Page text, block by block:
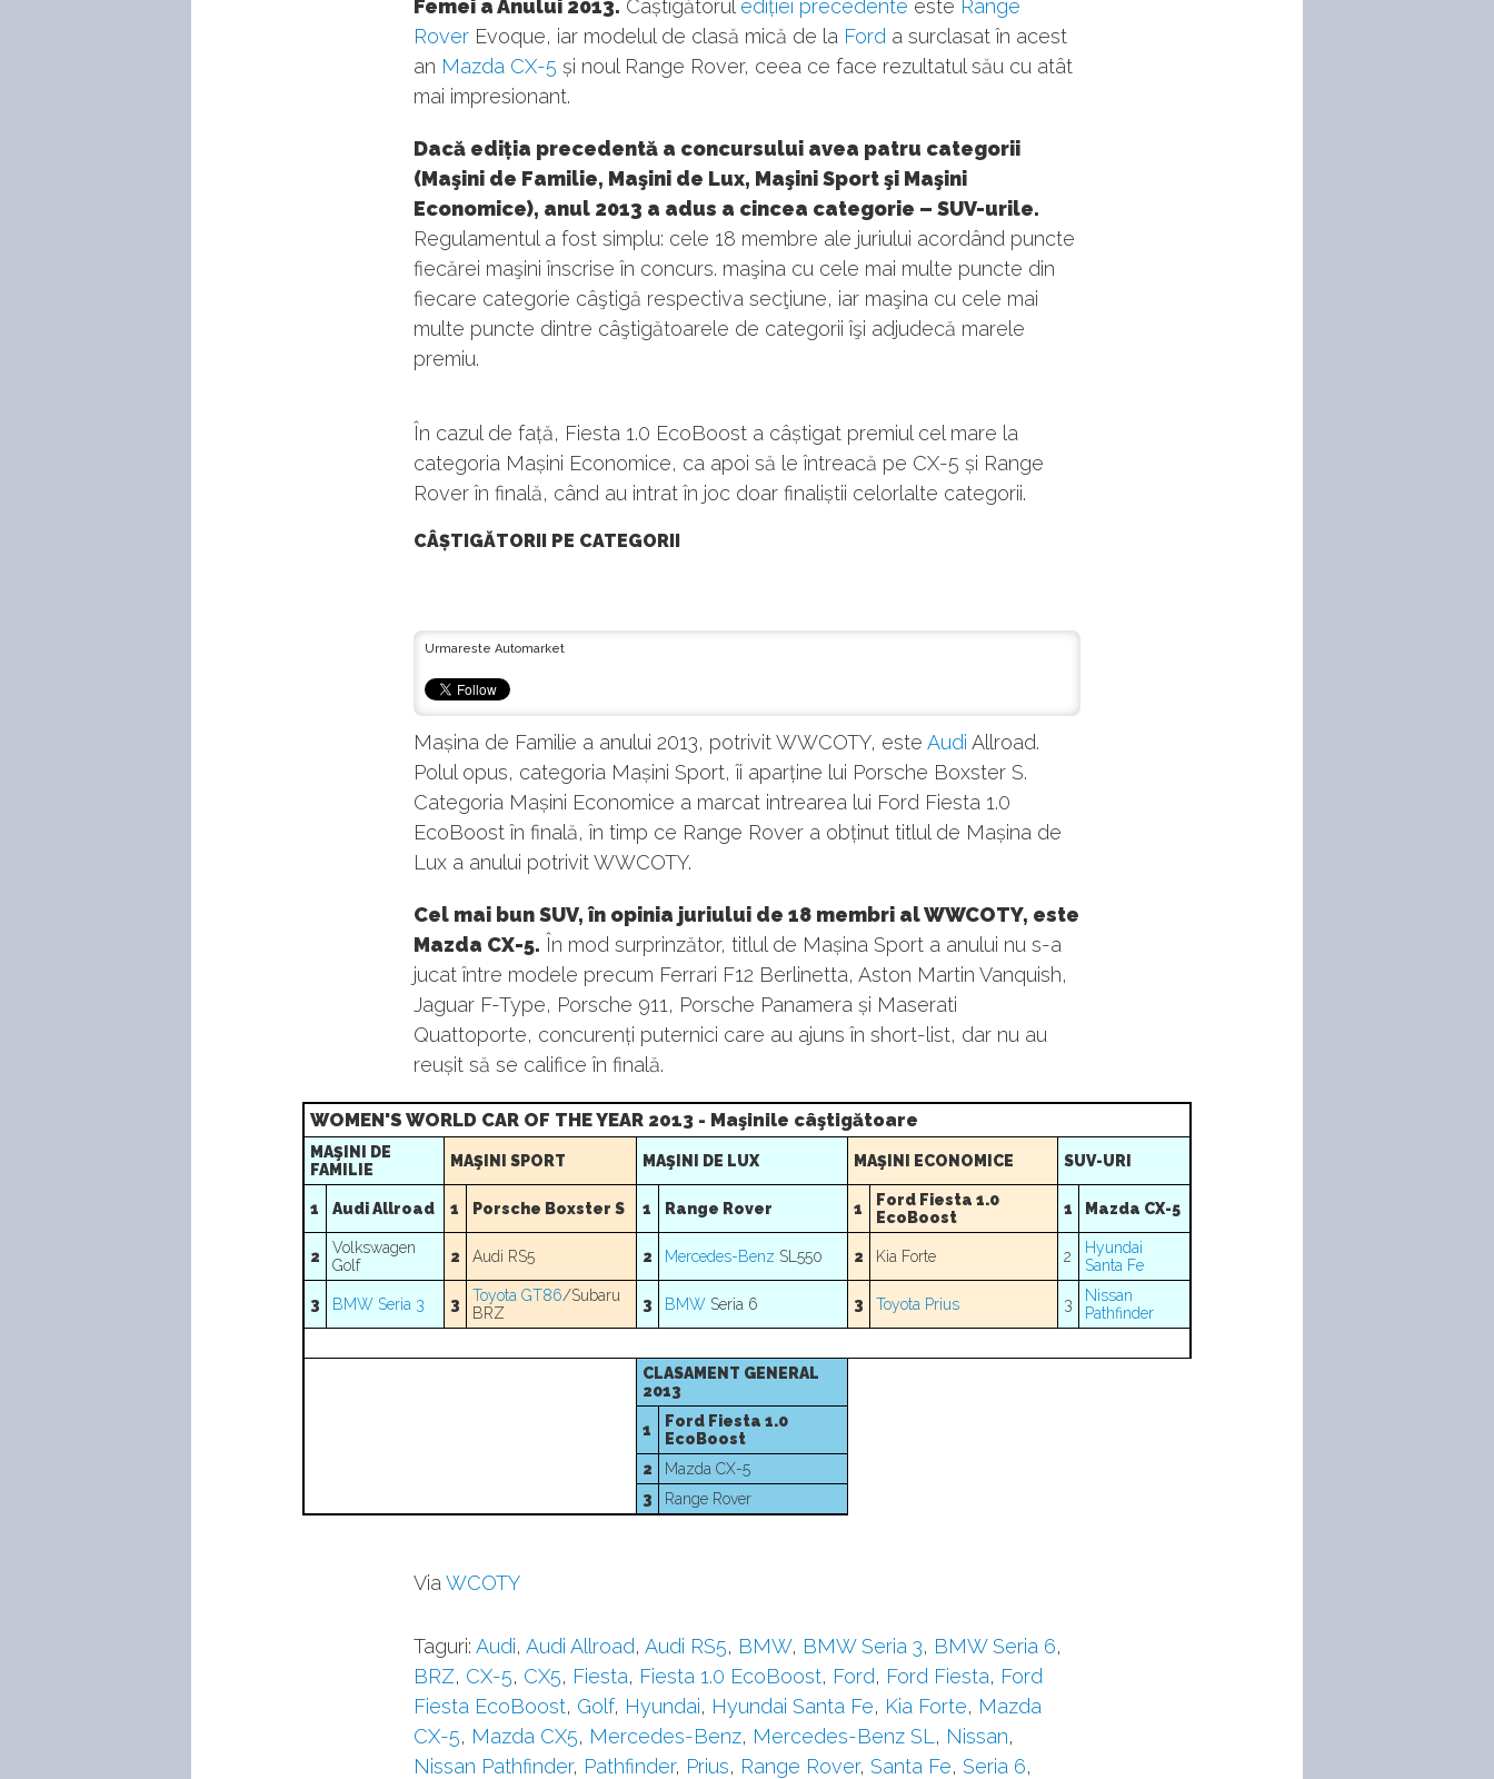
Femei a Anului 2013. Câștigătorul ediției precedente este Range
Rover Evoque, iar modelul de clasă mică de la Ford a surclasat în acest
an Mazda CX-5 și noul Range Rover, ceea ce face rezultatul său cu atât
mai impresionant.
Dacă ediția precedentă a concursului avea patru categorii
(Maşini de Familie, Maşini de Lux, Maşini Sport şi Maşini
Economice), anul 2013 a adus a cincea categorie – SUV-urile.
Regulamentul a fost simplu: cele 18 membre ale juriului acordând puncte
fiecărei maşini înscrise în concurs. maşina cu cele mai multe puncte din
fiecare categorie câştigă respectiva secţiune, iar maşina cu cele mai
multe puncte dintre câştigătoarele de categorii îşi adjudecă marele
premiu.
În cazul de față, Fiesta 1.0 EcoBoost a câștigat premiul cel mare la
categoria Mașini Economice, ca apoi să le întreacă pe CX-5 și Range
Rover în finală, când au intrat în joc doar finaliștii celorlalte categorii.
CÂȘTIGĂTORII PE CATEGORII
Urmareste Automarket
Mașina de Familie a anului 2013, potrivit WWCOTY, este Audi Allroad.
Polul opus, categoria Mașini Sport, îi aparține lui Porsche Boxster S.
Categoria Mașini Economice a marcat intrearea lui Ford Fiesta 1.0
EcoBoost în finală, în timp ce Range Rover a obținut titlul de Mașina de
Lux a anului potrivit WWCOTY.
Cel mai bun SUV, în opinia juriului de 18 membri al WWCOTY, este
Mazda CX-5. În mod surprinzător, titlul de Mașina Sport a anului nu s-a
jucat între modele precum Ferrari F12 Berlinetta, Aston Martin Vanquish,
Jaguar F-Type, Porsche 911, Porsche Panamera și Maserati
Quattoporte, concurenți puternici care au ajuns în short-list, dar nu au
reușit să se califice în finală.
WOMEN'S WORLD CAR OF THE YEAR 2013 - Maşinile câştigătoare
MAŞINI DE
FAMILIE
MAŞINI SPORT MAŞINI DE LUX MAŞINI ECONOMICE SUV-URI
1 Audi Allroad 1 Porsche Boxster S 1 Range Rover 1
Ford Fiesta 1.0
EcoBoost
1 Mazda CX-5
2
Volkswagen
Golf
2 Audi RS5 2 Mercedes-Benz SL550 2 Kia Forte 2
Hyundai
Santa Fe
3 BMW Seria 3 3 Toyota GT86/Subaru
BRZ
3 BMW Seria 6 3 Toyota Prius 3
Nissan
Pathfinder
CLASAMENT GENERAL
2013
1
Ford Fiesta 1.0
EcoBoost
2
Mazda CX-5
3
Range Rover
Via WCOTY
Taguri: Audi, Audi Allroad, Audi RS5, BMW, BMW Seria 3, BMW Seria 6,
BRZ, CX-5, CX5, Fiesta, Fiesta 1.0 EcoBoost, Ford, Ford Fiesta, Ford
Fiesta EcoBoost, Golf, Hyundai, Hyundai Santa Fe, Kia Forte, Mazda
CX-5, Mazda CX5, Mercedes-Benz, Mercedes-Benz SL , Nissan,
Nissan Pathfinder, Pathfinder, Prius, Range Rover, Santa Fe, Seria 6,